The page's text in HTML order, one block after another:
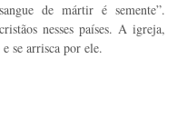
de mártir é semente”.
nesses países. A igreja,
se arrisca por ele.